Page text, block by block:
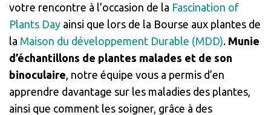
votre rencontre à l’occasion de la Fascination of
Plants Dayainsi que lors de la Bourse aux plantes de
la Maison du développement Durable (MDD). Munie
d’échantillons de plantes malades et de son
binoculaire , notre équipe vous a permis d’en
apprendre davantage sur les maladies des plantes,
ainsi que comment les soigner, grâce à des